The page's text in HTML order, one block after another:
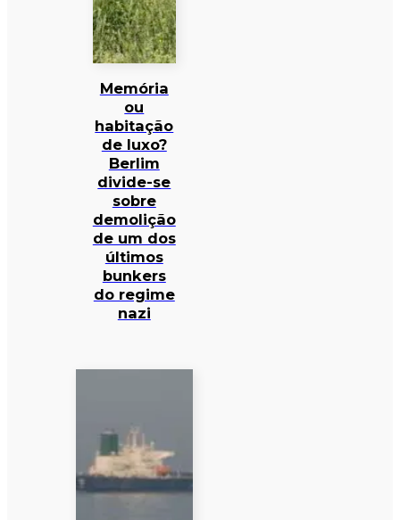
Memória
ou
habitação
de luxo?
Berlim
divide-se
sobre
demolição
de um dos
últimos
bunkers
do regime
nazi